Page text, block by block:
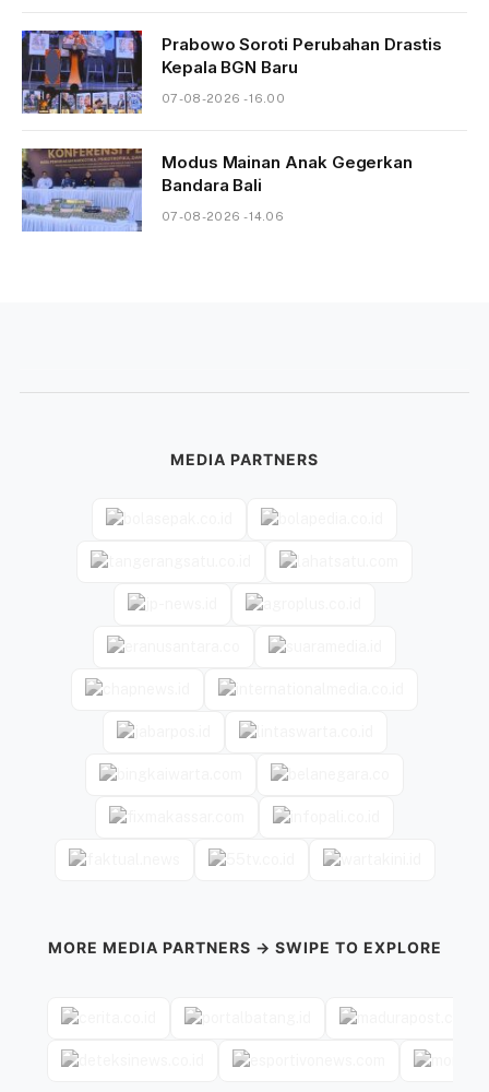
Prabowo Soroti Perubahan Drastis
Kepala BGN Baru
07-08-2026 - 16.00
Modus Mainan Anak Gegerkan
Bandara Bali
07-08-2026 - 14.06
MEDIA PARTNERS
MORE MEDIA PARTNERS → SWIPE TO EXPLORE